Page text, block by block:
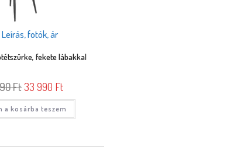
Leírás, fotók, ár
fekete lábakkal
Ft 33 990 Ft
a kosárba teszem